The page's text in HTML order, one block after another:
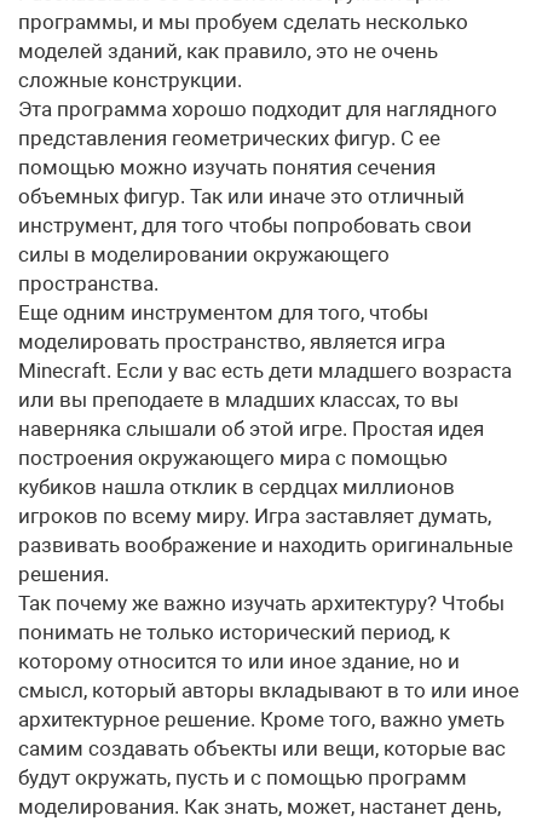
программы, и мы пробуем сделать несколько
моделей зданий, как правило, это не очень
сложные конструкции.
Эта программа хорошо подходит для наглядного
представления геометрических фигур. С ее
помощью можно изучать понятия сечения
объемных фигур. Так или иначе это отличный
инструмент, для того чтобы попробовать свои
силы в моделировании окружающего
пространства.
Еще одним инструментом для того, чтобы
моделировать пространство, является игра
Minecraft. Если у вас есть дети младшего возраста
или вы преподаете в младших классах, то вы
наверняка слышали об этой игре. Простая идея
построения окружающего мира с помощью
кубиков нашла отклик в сердцах миллионов
игроков по всему миру. Игра заставляет думать,
развивать воображение и находить оригинальные
решения.
Так почему же важно изучать архитектуру? Чтобы
понимать не только исторический период, к
которому относится то или иное здание, но и
смысл, который авторы вкладывают в то или иное
архитектурное решение. Кроме того, важно уметь
самим создавать объекты или вещи, которые вас
будут окружать, пусть и с помощью программ
моделирования. Как знать, может, настанет день,